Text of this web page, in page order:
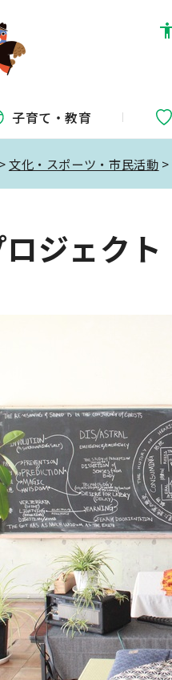
子育て・教育
>文化・スポーツ・市民活動 >
ジェクト